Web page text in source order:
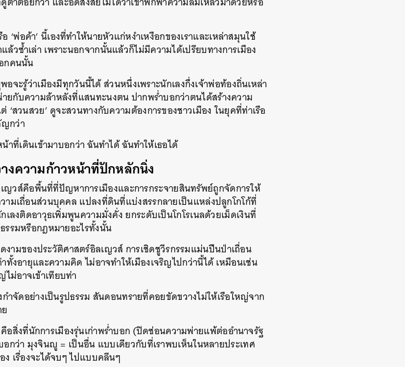
‘พ่อค้า’ นี้เองที่ทำให้นายหัวแก่หงำเหงือกของเราและเหล่าสมุนใช้
ล้วซ้ำเล่า เพราะนอกจากนั้นแล้วก็ไม่มีความได้เปรียบทางการเมือง
กคนนั้น
ะรู้ว่าเมืองมีทุกวันนี้ได้ ส่วนหนึ่งเพราะนักเลงกึ่งเจ้าพ่อท้องถิ่นเหล่า
กับความล้าหลังที่แสนทะนงตน ปากพร่ำบอกว่าตนได้สร้างความ
‘สวนสวย’ ดูจะสวนทางกับความต้องการของชาวเมือง ในยุคที่ท่าเรือ
ญกว่า
ที่เดินเข้ามาบอกว่า ฉันทำได้ ฉันทำให้เธอได้
งความก้าวหน้าที่ปักหลักนิ่ง
ญวส์คือพื้นที่ที่ปัญหาการเมืองและการกระจายสินทรัพย์ถูกจัดการให้
ามเถื่อนส่วนบุคคล แปลงที่ดินที่แบ่งสรรกลายเป็นแหล่งปลูกโกโก้ที่
เลงติดอาวุธเพิ่มพูนความมั่งคั่ง ยกระดับเป็นโกโรเนลด้วยเม็ดเงินที่
รรมหรือกฎหมายอะไรทั้งนั้น
งามของประวัติศาสตร์อิลเญวส์ การเชิดชูวีรกรรมแม่นปืนป่าเถื่อน
ทั้งอายุและความคิด ไม่อาจทำให้เมืองเจริญไปกว่านี้ได้ เหมือนเช่น
ม่อาจเข้าเทียบท่า
ำจัดอย่างเป็นรูปธรรม สันดอนทรายที่คอยขัดขวางไม่ให้เรือใหญ่จาก
อสิ่งที่นักการเมืองรุ่นเก่าพร่ำบอก (ปิดซ่อนความพ่ายแพ้ต่ออำนาจรัฐ
กว่า มุงจินญู = เป็นอื่น แบบเดียวกับที่เราพบเห็นในหลายประเทศ
ง เรื่องจะได้จบๆ ไปแบบคลีนๆ
SHARE TWEET LINE EMAIL